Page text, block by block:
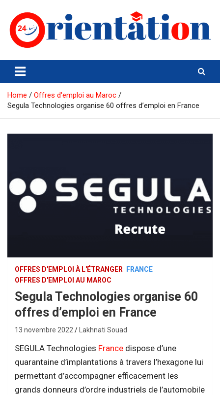
content
Orientation24
Emploi et Orientation au Maroc
Home
Offres d'emploi au Maroc
Segula Technologies organise 60 offres d’emploi en France
OFFRES D'EMPLOI À L'ÉTRANGER FRANCE
OFFRES D'EMPLOI AU MAROC
Segula Technologies organise 60
offres d’emploi en France
13 novembre 2022 Lakhnati Souad
SEGULA Technologies France dispose d’une
quarantaine d’implantations à travers l’hexagone lui
permettant d’accompagner efficacement les
grands donneurs d’ordre industriels de l’automobile